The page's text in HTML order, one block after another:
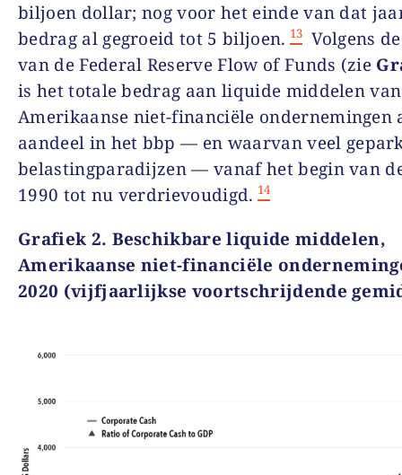
biljoen dollar; nog voor het einde van dat
bedrag al gegroeid tot 5 biljoen. 13 Volgens
van deFederal Reserve Flow of Funds (zie
is het totale bedrag aan liquide middelen
Amerikaanse niet-financiële ondernemingen
aandeel in het bbp— en waarvan veel
belastingparadijzen— vanaf het begin van
1990 tot nu verdrievoudigd. 14
Grafiek 2. Beschikbare liquide middelen,
Amerikaanse niet-financiële
2020 (vijfjaarlijkse voortschrijdende